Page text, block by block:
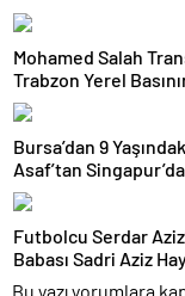
Mohamed Salah
Trabzon Yerel
‘Mısır Kralı Trabzon’da’
Bursa’dan 9
Asaf’tan
Bronz Madalya
Futbolcu Serdar
Babası Sadri Aziz
Kaybetti
Bu yazı yorumlara